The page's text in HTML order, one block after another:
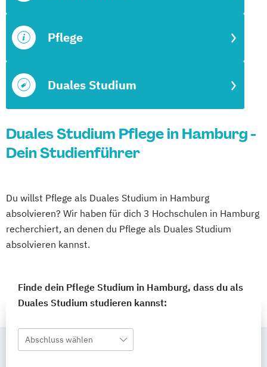
Duales Studium
Pflege
Duales Studium Pflege in Hamburg -
Dein Studienführer
Du willst Pflege als Duales Studium in Hamburg
absolvieren? Wir haben für dich 3 Hochschulen in Hamburg
recherchiert, an denen du Pflege als Duales Studium
absolvieren kannst.
Finde dein Pflege Studium in Hamburg, dass du als
Duales Studium studieren kannst:
Abschluss wählen